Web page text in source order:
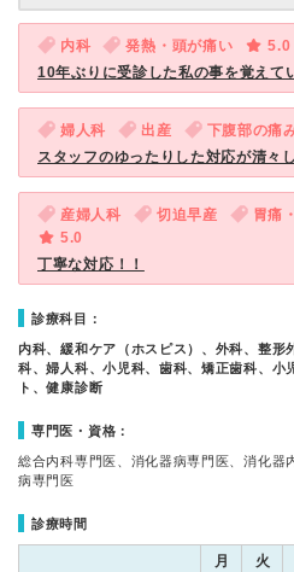
内科 発熱・頭が痛い
5.0
10年ぶりに受診した私の事を覚えて
婦人科 出産 下腹部の痛
スタッフのゆったりした対応が清々
産婦人科 切迫早産
胃痛
5.0
丁寧な対応！！
診療科目：
内科、緩和ケア（ホスピス）、外科、整形
科、婦人科、小児科、歯科、矯正歯科、小
ト、健康診断
専門医・資格：
総合内科専門医、消化器病専門医、消化器
病専門医
診療時間
月 火